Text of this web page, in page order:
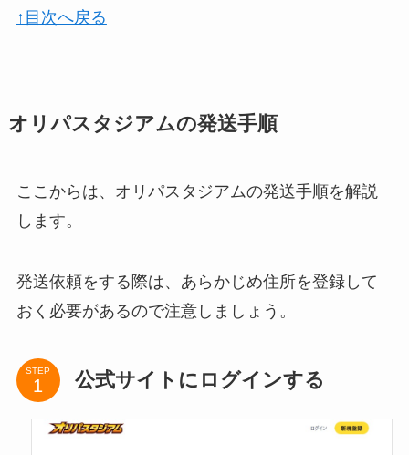
↑目次へ戻る
オリパスタジアムの発送手順
ここからは、オリパスタジアムの発送手順を解説
します。
発送依頼をする際は、あらかじめ住所を登録して
おく必要があるので注意しましょう。
STEP 公式サイトにログインする